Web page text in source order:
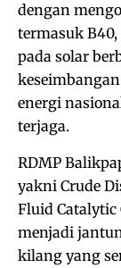
dengan
termasuk
pada solar
energi
terjaga.
RDMP
yakni Crude
Fluid Catalytic
menjadi
kilang yang